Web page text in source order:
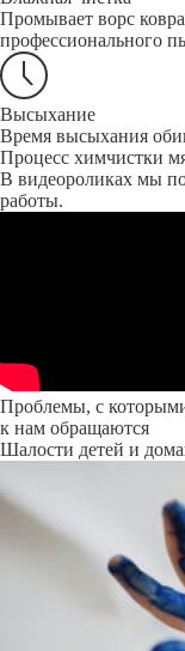
Промывает ворс
профессионального
Высыхание
Время высыхания
Процесс химчистки
В видеороликах мы
работы.
Проблемы, с
к нам обращаются
Шалости детей и